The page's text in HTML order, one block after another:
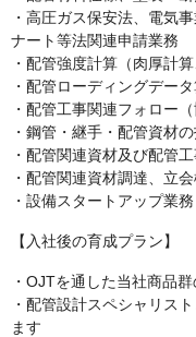
・高圧ガス保安法、電気
ナート等法関連申請業務
・配管強度計算（肉厚計
・配管ローディングデー
・配管工事関連フォロー
・鋼管・継手・配管資材
・配管関連資材及び配管
・配管関連資材調達、立
・設備スタートアップ業
【入社後の育成プラン】
・OJTを通した当社商品
・配管設計スペシャリス
ます